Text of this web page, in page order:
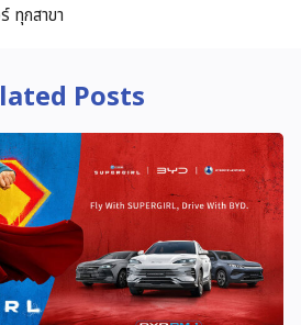
ทุกสาขา
Posts